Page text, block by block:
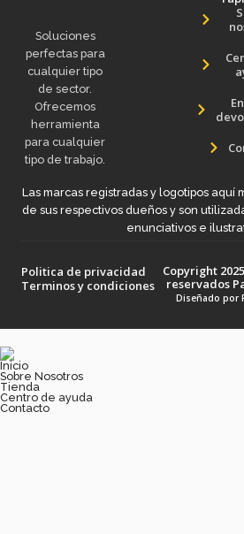
Soluciones
perfectas para
cualquier tipo
de sector.
Ofrecemos
herramienta
para cualquier
tipo de trabajo.
Las marcas registradas y logotipos aquí
de sus respectivos dueños y son
enunciativos e
Politica de privacidad
Terminos y condiciones
Copyright
reservados
Diseñado por
Inicio
Sobre Nosotros
Tienda
Centro de ayuda
Contacto